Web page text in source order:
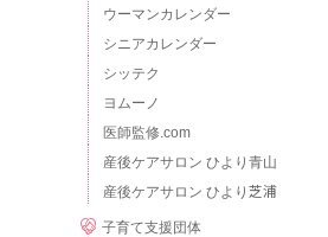
ウーマンカレンダー
シニアカレンダー
シッテク
ヨムーノ
医師監修.com
産後ケアサロン ひより青山
産後ケアサロン ひより芝浦
子育て支援団体